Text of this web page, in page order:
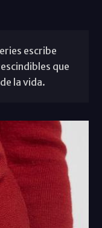
escribe
que
la vida.